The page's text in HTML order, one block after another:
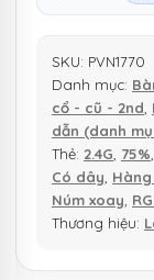
SKU: PVN1770
Danh mục:
cổ - cũ - 2nd
dẫn (danh
Thẻ: 2.4G 75%
Có dây
Núm xoay
Thương hiệu: